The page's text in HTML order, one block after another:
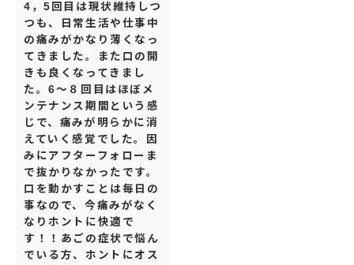
4，5回目は現状維持しつ
つも、日常生活や仕事中
の痛みがかなり薄くなっ
てきました。また口の開
きも良くなってきまし
た。6～８回目はほぼメ
ンテナンス期間という感
じで、痛みが明らかに消
えていく感覚でした。因
みにアフターフォローま
で抜かりなかったです。
口を動かすことは毎日の
事なので、今痛みがなく
なりホントに快適で
す！！あごの症状で悩ん
でいる方、ホントにオス